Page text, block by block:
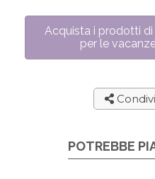
Acquista i prodotti
per le
POTREBBE